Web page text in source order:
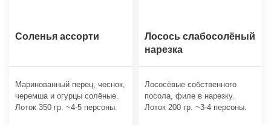
Соленья ассорти
Маринованный перец, чеснок,
черемша и огурцы солёные.
Лоток 350 гр. ~4-5 персоны.
Лосось слабосолёный
нарезка
Лососёвые собственного
посола, филе в нарезку.
Лоток 200 гр. ~3-4 персоны.